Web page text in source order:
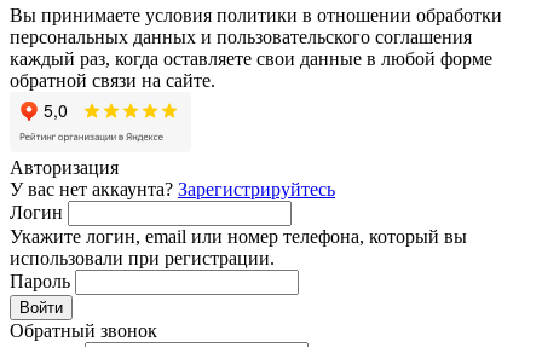
Вы принимаете условия политики в отношении обработки
персональных данных и пользовательского соглашения
каждый раз, когда оставляете свои данные в любой форме
обратной связи на сайте.
Авторизация
У вас нет аккаунта? Зарегистрируйтесь
Логин
Укажите логин, email или номер телефона, который вы
использовали при регистрации.
Пароль
Войти
Обратный звонок